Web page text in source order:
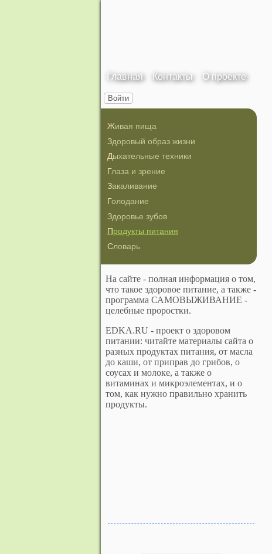
Главная Контакты О проекте
Войти
Живая пища
Здоровый образ жизни
Дыхательные техники
Глаза и зрение
Закаливание
Голодание
Здоровье зубов
Продукты питания
Словарь
На сайте - полная информация о том,
что такое здоровое питание, а также -
программа САМОВЫЖИВАНИЕ -
целебные проростки.
EDKA.RU - проект о здоровом
питании: читайте материалы сайта о
разных продуктах питания, от масла
до каши, от приправ до грибов, о
соусах и молоке, а также о
витаминах и микроэлементах, и о
том, как нужно правильно хранить
продукты.